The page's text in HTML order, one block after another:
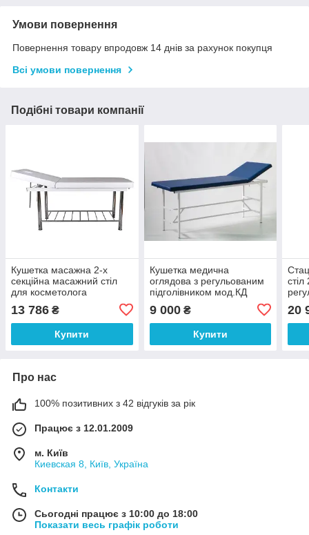
Умови повернення
Повернення товару впродовж 14 днів за рахунок покупця
Всі умови повернення
Подібні товари компанії
Кушетка масажна 2-х
секційна масажний стіл
для косметолога
13 786 ₴
Купити
Кушетка медична
оглядова з регульованим
підголівником мод.КД
Діагностична кушетка для
процедур
9 000₴
Купити
стіл
20
Про нас
100% позитивних з 42 відгуків за рік
Працює з 12.01.2009
м. Київ
Киевская 8, Київ, Україна
Контакти
Сьогодні працює з 10:00 до 18:00
Показати весь графік роботи